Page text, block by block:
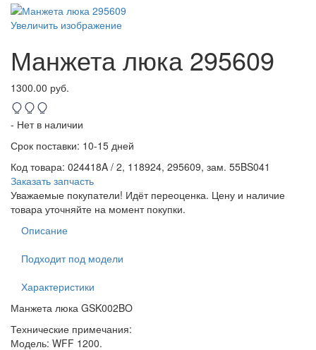
Увеличить изображение
Манжета люка 295609
1300.00 руб.
- Нет в наличии
Срок поставки: 10-15 дней
Код товара: 024418A / 2, 118924, 295609, зам. 55BS041
Заказать запчасть
Уважаемые покупатели! Идёт переоценка. Цену и наличие
товара уточняйте на момент покупки.
Описание
Подходит под модели
Характеристики
Манжета люка GSK002BO
Технические примечания:
Модель: WFF 1200.